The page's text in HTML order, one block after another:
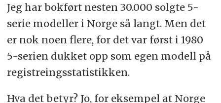
Jeg har bokført nesten 30.000 solgte 5-
serie modeller i Norge så langt. Men det
er nok noen flere, for det var først i 1980
5-serien dukket opp som egen modell på
registreingsstatistikken.
Hva det betyr? Jo, for eksempel at Norge